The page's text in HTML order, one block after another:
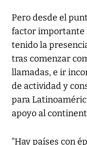
Pero desde el
factor importante
tenido la
tras comenzar
llamadas, e ir
de actividad y
para
apoyo al
“Hay países con